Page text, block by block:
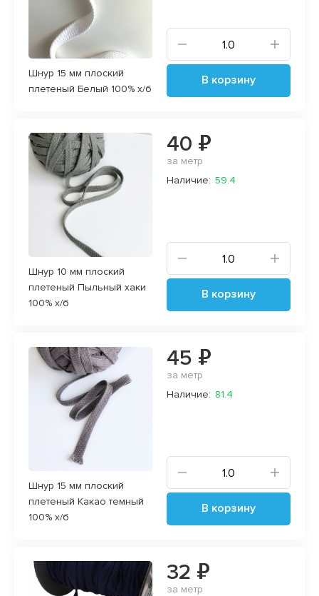
Шнур 15 мм плоский
плетеный Белый 100% х/б
В корзину
Шнур 10 мм плоский
плетеный Пыльный хаки
100% х/б
40 ₽
за метр
Наличие: 59.4
В корзину
Шнур 15 мм плоский
плетеный Какао темный
100% х/б
45 ₽
за метр
Наличие: 81.4
В корзину
32 ₽
за метр